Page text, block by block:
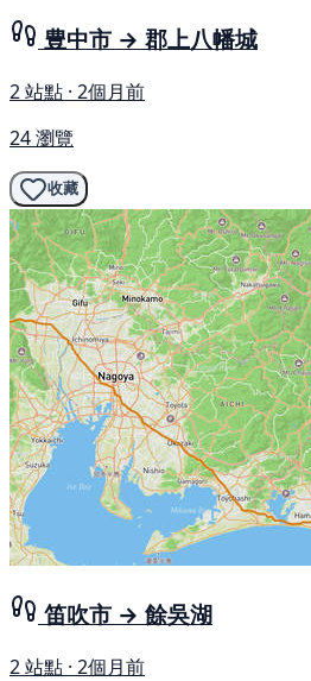
豊中市 → 郡上八幡城
2 站點 · 2個月前
24 瀏覽
收藏
笛吹市 → 餘吳湖
2 站點 · 2個月前